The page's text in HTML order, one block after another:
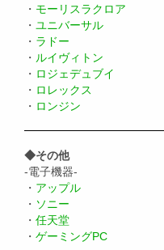
・ モーリスラクロア
・ ユニバーサル
・ ラドー
・ ルイヴィトン
・ ロジェデュブイ
・ ロレックス
・ ロンジン
◆その他
-電子機器-
・ アップル
・ ソニー
・ 任天堂
・ ゲーミングPC